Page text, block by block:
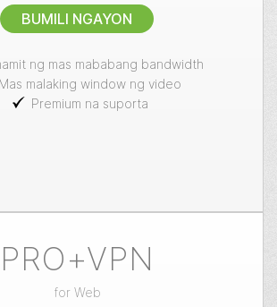
PRO+VPN
for Web
BUMILI NGAYON
ng mas mababang bandwidth
Mas malaking window ng video
Premium na suporta